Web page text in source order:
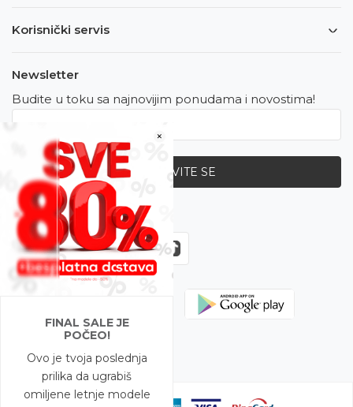
×
FINAL SALE JE
POČEO!
Ovo je tvoja poslednja
prilika da ugrabiš
omiljene letnje modele
Korisnički servis
Newsletter
Budite u toku sa najnovijim ponudama i novostima!
PRIJAVITE SE
Zapratite nas